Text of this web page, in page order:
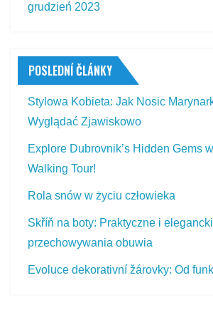
grudzień 2023
POSLEDNÍ ČLÁNKY
Stylowa Kobieta: Jak Nosic
Wyglądać Zjawiskowo
Explore Dubrovnik’s Hidden Gems
Walking Tour!
Rola snów w życiu człowieka
Skříň na boty: Praktyczne i
przechowywania obuwia
Evoluce dekorativní žárovky: Od